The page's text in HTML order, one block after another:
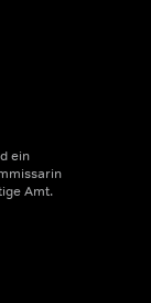
ein
Amt.